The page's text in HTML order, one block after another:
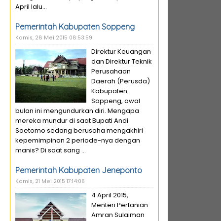
April lalu...
Pemerintah Kabupaten Soppeng
Kamis, 28 Mei 2015 08:53:59
Direktur Keuangan
dan Direktur Teknik
Perusahaan
Daerah (Perusda)
Kabupaten
Soppeng, awal
bulan ini mengundurkan diri. Mengapa
mereka mundur di saat Bupati Andi
Soetomo sedang berusaha mengakhiri
kepemimpinan 2 periode-nya dengan
manis? Di saat sang ...
Pemerintah Kabupaten Jeneponto
Kamis, 21 Mei 2015 17:14:06
4 April 2015,
Menteri Pertanian
Amran Sulaiman